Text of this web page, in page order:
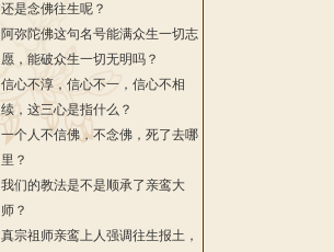
还是念佛往生呢？
阿弥陀佛这句名号能满众生一切志
愿，能破众生一切无明吗？
信心不淳，信心不一，信心不相
续，这三心是指什么？
一个人不信佛，不念佛，死了去哪
里？
我们的教法是不是顺承了亲鸾大
师？
真宗祖师亲鸾上人强调往生报土，